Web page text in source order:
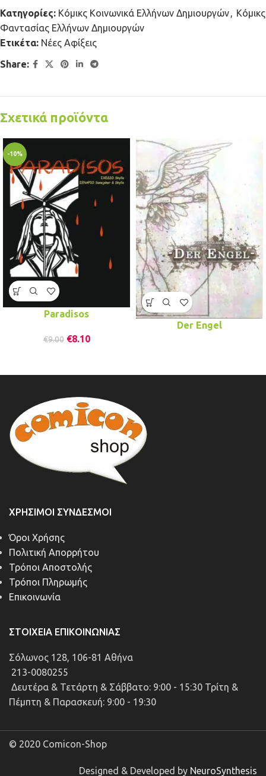
Κατηγορίες: Κόμικς Κοινωνικά Ελλήνων Δημιουργών
Κόμικς
Φαντασίας Ελλήνων Δημιουργών
Ετικέτα: Νέες Αφίξεις
Share:
Σχετικά προϊόντα
-10%
Paradisos
€9.00 €8.10
Der Engel
ΧΡΉΣΙΜΟΙ ΣΎΝΔΕΣΜΟΙ
Όροι Χρήσης
Πολιτική Απορρήτου
Τρόποι Αποστολής
Τρόποι Πληρωμής
Επικοινωνία
ΣΤΟΙΧΕΊΑ ΕΠΙΚΟΙΝΩΝΊΑΣ
Σόλωνος 128, 106-81 Αθήνα
213-0080255
Δευτέρα & Τετάρτη & Σάββατο: 9:00 - 15:30 Τρίτη &
Πέμπτη & Παρασκευή: 9:00 - 19:30
© 2020 Comicon-Shop
Designed & Developed by NeuroSynthesis